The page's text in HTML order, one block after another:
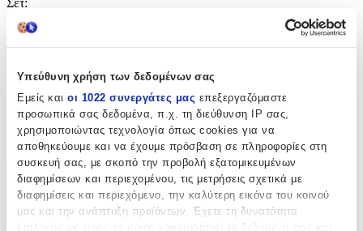
Υπεύθυνη χρήση των δεδομένων σας
Εμείς και οι 1022 συνεργάτες μας επεξεργαζόμαστε
προσωπικά σας δεδομένα, π.χ. τη διεύθυνση IP σας,
χρησιμοποιώντας τεχνολογία όπως cookies για να
αποθηκεύουμε και να έχουμε πρόσβαση σε πληροφορίες στη
συσκευή σας, με σκοπό την προβολή εξατομικευμένων
διαφημίσεων και περιεχομένου, τις μετρήσεις σχετικά με
διαφημίσεις και περιεχόμενο, την καλύτερη εικόνα του κοινού
μας και την ανάπτυξη προϊόντων. Έχετε τη δυνατότητα
Σετ:
Κατασκευαστής:
OEM
Χαρακτηριστικά
+